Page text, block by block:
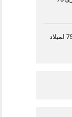
جوجل تحتفل بالذكرى 75 لميلاد